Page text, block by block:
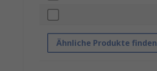
Ähnliche Produkte finden